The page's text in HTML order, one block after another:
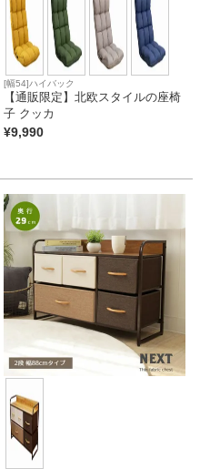
[幅54]ハイバック
【通販限定】北欧スタイルの座椅
子 クッカ
¥9,990